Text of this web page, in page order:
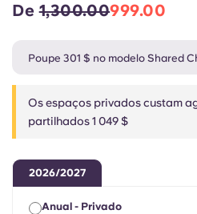
De1,300.00999.00
Poupe 301 $ no modelo Shared
Os espaços privados custam
partilhados 1 049 $
2026/2027
Anual - Privado